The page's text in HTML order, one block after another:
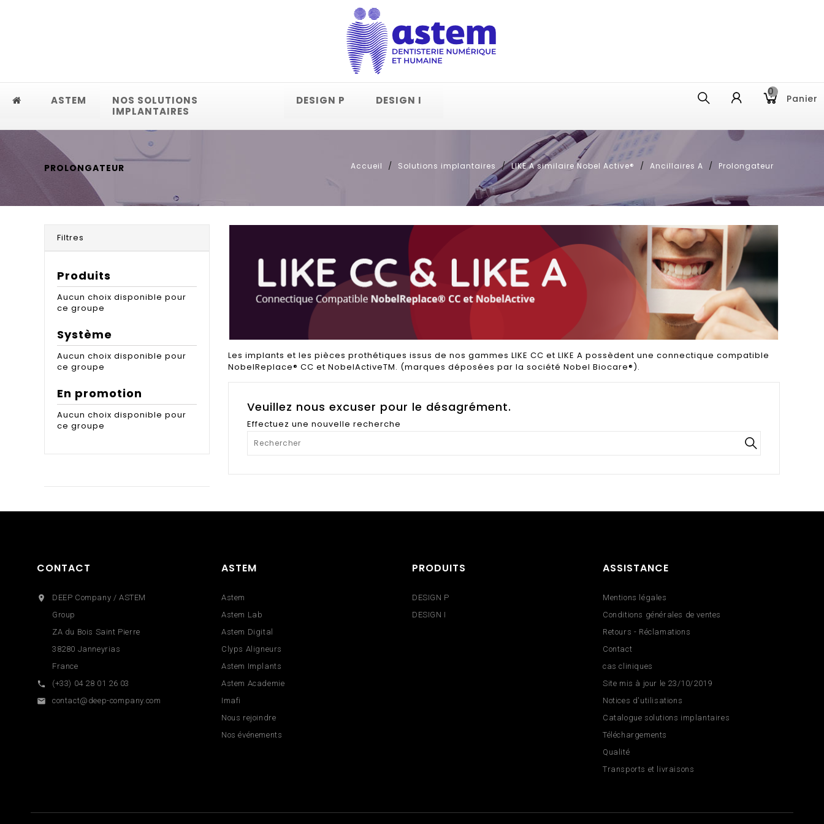
ASTEM
NOS SOLUTIONS
IMPLANTAIRES
DESIGN P DESIGN I Panier
0
PROLONGATEUR Accueil Solutions implantaires LIKE A similaire Nobel Active® Ancillaires A Prolongateur
Filtres
Produits
Aucun choix disponible pour
ce groupe
Système
Aucun choix disponible pour
ce groupe
En promotion
Aucun choix disponible pour
ce groupe
Les implants et les pièces prothétiques issus de nos gammes LIKE CC et LIKE A possèdent une connectique compatible
NobelReplace® CC et NobelActiveTM. (marques déposées par la société Nobel Biocare®).
Veuillez nous excuser pour le désagrément.
Effectuez une nouvelle recherche
CONTACT

DEEP Company / ASTEM
Group
ZA du Bois Saint Pierre
38280 Janneyrias
France

(+33) 04 28 01 26 03

contact@deep-company.com
ASTEM
Astem
Astem Lab
Astem Digital
Clyps Aligneurs
Astem Implants
Astem Academie
Imafi
Nous rejoindre
Nos événements
PRODUITS
DESIGN P
DESIGN I
ASSISTANCE
Mentions légales
Conditions générales de ventes
Retours - Réclamations
Contact
cas cliniques
Site mis à jour le 23/10/2019
Notices d'utilisations
Catalogue solutions implantaires
Téléchargements
Qualité
Transports et livraisons